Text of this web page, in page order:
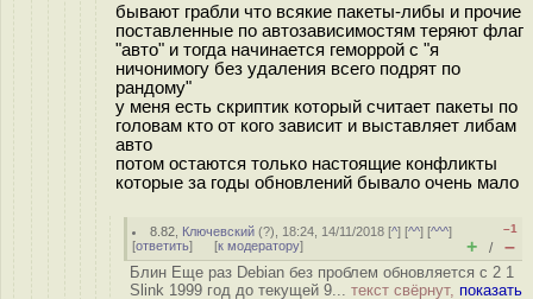
бывают грабли что всякие пакеты-либы и прочие
поставленные по автозависимостям теряют флаг
"авто" и тогда начинается геморрой с "я
ничонимогу без удаления всего подрят по
рандому"
у меня есть скриптик который считает пакеты по
головам кто от кого зависит и выставляет либам
авто
потом остаются только настоящие конфликты
которые за годы обновлений бывало очень мало
8.82 Ключевский (?), 18:24, 14/11/2018 [^] [^^] [^^^]
[ответить] [к модератору]
–1
+ / –
Блин Еще раз Debian без проблем обновляется с 2 1
Slink 1999 год до текущей 9... текст свёрнут, показать